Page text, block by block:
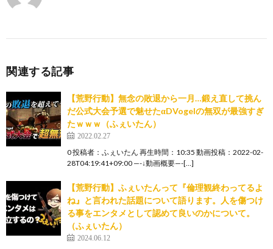
関連する記事
【荒野行動】無念の敗退から一月…鍛え直して挑ん
だ公式大会予選で魅せたαDVogelの無双が最強すぎ
たｗｗｗ（ふぇいたん）
2022.02.27
0 投稿者：ふぇいたん 再生時間：10:35 動画投稿：2022-02-
28T04:19:41+09:00 —-↓動画概要—-[…]
【荒野行動】ふぇいたんって『倫理観終わってるよ
ね』と言われた話題について語ります。人を傷つけ
る事をエンタメとして認めて良いのかについて。
（ふぇいたん）
2024.06.12